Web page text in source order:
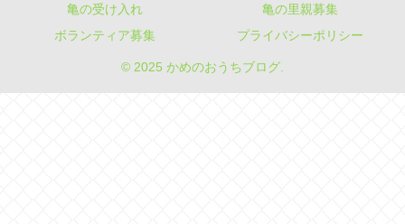
亀の受け入れ
亀の里親募集
ボランティア募集
プライバシーポリシー
© 2025 かめのおうちブログ.